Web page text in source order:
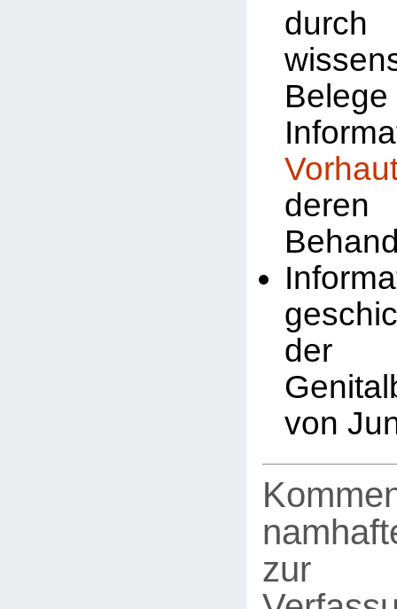
durch
deren
der
von
zur